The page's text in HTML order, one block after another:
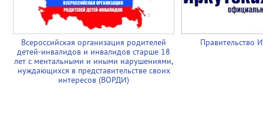
Всероссийская организация родителей
детей-инвалидов и инвалидов старше 18
лет с ментальными и иными нарушениями,
нуждающихся в представительстве своих
интересов (ВОРДИ)
Правительство